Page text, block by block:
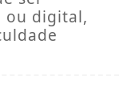
ou digital,